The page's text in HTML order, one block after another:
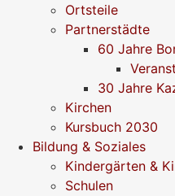
Ortsteile
Partnerstädte
60 Jahre
30 Jahre
Kirchen
Kursbuch 2030
Bildung & Soziales
Kindergärten &
Schulen